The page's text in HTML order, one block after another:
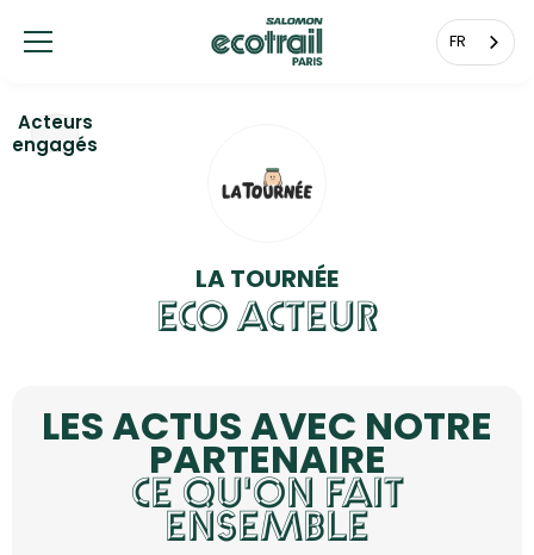
Panneau de gestion des cookies
FR
LA TOURNÉE
ECO ACTEUR
Acteurs
engagés
LES ACTUS AVEC NOTRE
PARTENAIRE
CE QU'ON FAIT
ENSEMBLE